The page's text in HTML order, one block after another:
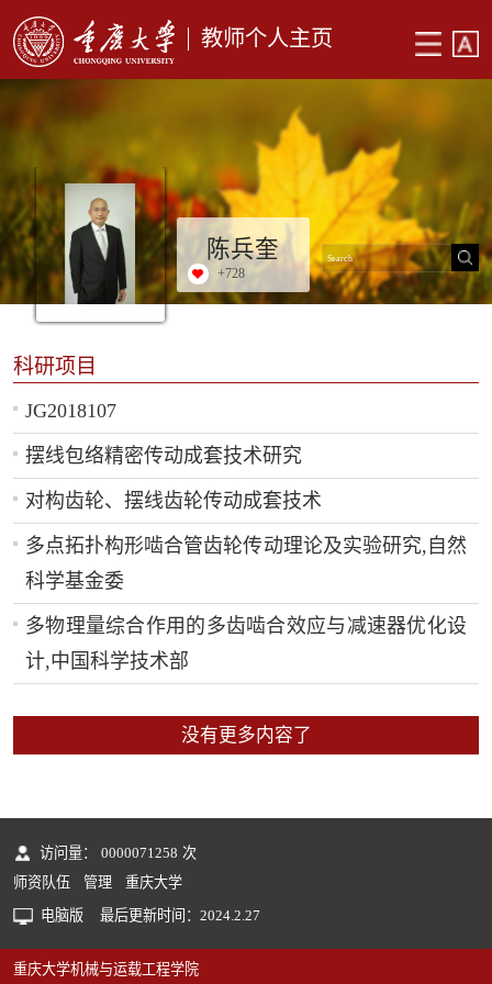
教师个人主页
陈兵奎
+728
科研项目
JG2018107
摆线包络精密传动成套技术研究
对构齿轮、摆线齿轮传动成套技术
多点拓扑构形啮合管齿轮传动理论及实验研究,自然
科学基金委
多物理量综合作用的多齿啮合效应与减速器优化设
计,中国科学技术部
没有更多内容了
访问量： 0000071258 次
师资队伍
管理
重庆大学
电脑版
最后更新时间： 2024. 2 27
重庆大学机械与运载工程学院